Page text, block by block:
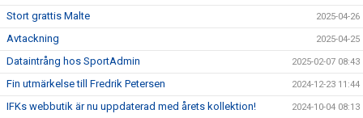
Stort grattis Malte 2025-04-26
Avtackning 2025-04-25
Dataintrång hos SportAdmin 2025-02-07 08:43
Fin utmärkelse till Fredrik Petersen 2024-12-23 11:44
IFKs webbutik är nu uppdaterad med årets kollektion! 2024-10-04 08:13